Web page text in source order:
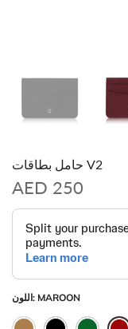
حامل بطاقات V2
AED 250
اللون: MAROON